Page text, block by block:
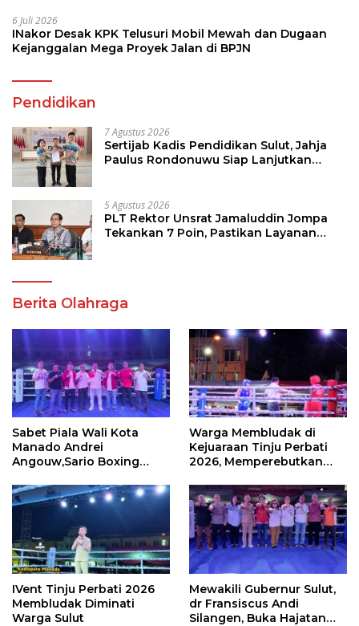
6 Juli 2026
INakor Desak KPK Telusuri Mobil Mewah dan Dugaan
Kejanggalan Mega Proyek Jalan di BPJN
Pendidikan
7 Agustus 2026
Sertijab Kadis Pendidikan Sulut, Jahja
Paulus Rondonuwu Siap Lanjutkan
5 Agustus 2026
PLT Rektor Unsrat Jamaluddin Jompa
Tekankan 7 Poin, Pastikan Layanan
Berita Olahraga
Sabet Piala Wali Kota
Manado Andrei
Angouw,Sario Boxing
Perbati 2026
Warga Membludak di
Kejuaraan Tinju Perbati
2026, Memperebutkan
IVent Tinju Perbati 2026
Membludak Diminati
Warga Sulut
Mewakili Gubernur Sulut,
dr Fransiscus Andi
Silangen, Buka Hajatan